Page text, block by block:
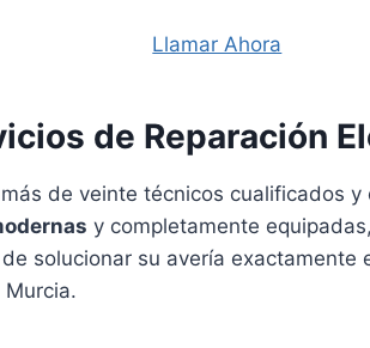
Llamar Ahora
de Reparación
de veinte técnicos cualificados
y completamente
solucionar su avería exactamente